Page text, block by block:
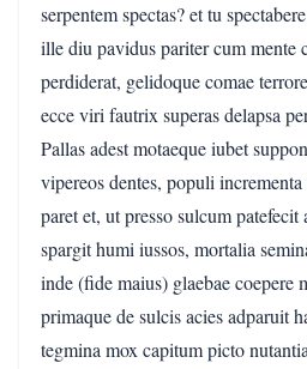
serpentem spectas? et tu
ille diu pavidus pariter cum mente
perdiderat, gelidoque comae
ecce viri fautrix superas delapsa
Pallas adest motaeque iubet
vipereos dentes, populi
paret et, ut presso sulcum patefecit
spargit humi iussos, mortalia
inde (fide maius) glaebae coepere
primaque de sulcis acies adparuit
tegmina mox capitum picto